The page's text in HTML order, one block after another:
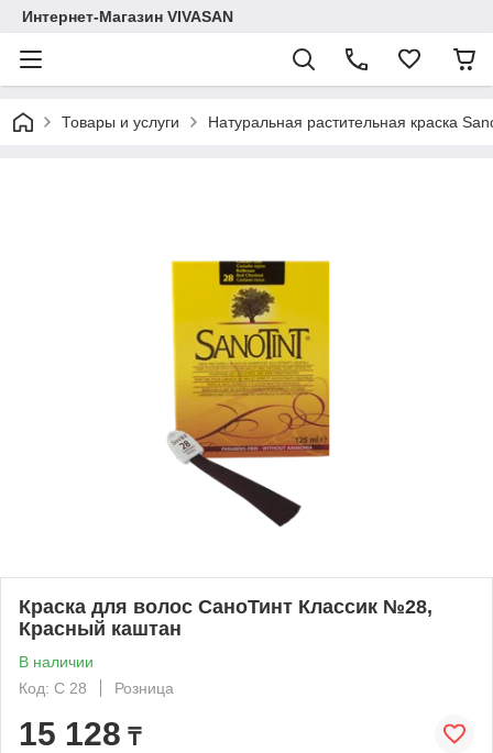
Интернет-Магазин VIVASAN
Товары и услуги Натуральная растительная краска
Краска для волос СаноТинт Классик №28,
Красный каштан
В наличии
Код: C 28
Розница
15 128 ₸